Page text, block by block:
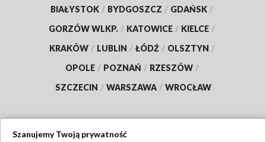
BIAŁYSTOK / BYDGOSZCZ / GDAŃSK /
GORZÓW WLKP. / KATOWICE / KIELCE /
KRAKÓW / LUBLIN / ŁÓDŹ / OLSZTYN /
OPOLE / POZNAŃ / RZESZÓW /
SZCZECIN / WARSZAWA / WROCŁAW
Szanujemy Twoją prywatność